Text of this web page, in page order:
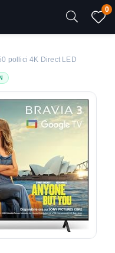
0
pollici 4K Direct LED